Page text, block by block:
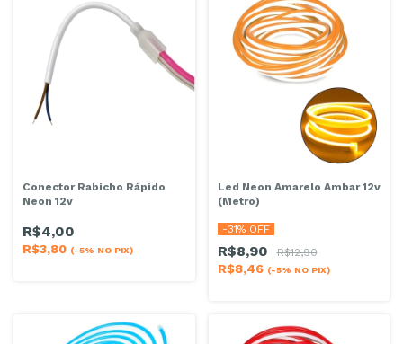
Conector Rabicho Rápido
Neon 12v
R$4,00
R$3,80 (-5% NO PIX)
Led Neon Amarelo Ambar 12v
(Metro)
-31% OFF
R$8,90 R$12,90
R$8,46 (-5% NO PIX)